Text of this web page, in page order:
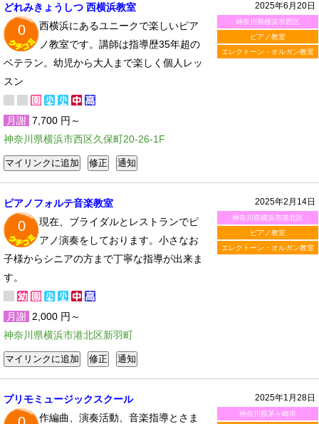
2025年6月20日
神奈川県横浜市西区
ピアノ教室
エレクトーン・オルガン教室
どれみきょうしつ 西横浜教室
0
西横浜にあるユニークで楽しいピア
ノ教室です。講師は指導歴35年超の
ベテラン。幼児から大人まで楽しく個人レッ
スン
月謝 7,700 円～
神奈川県横浜市西区久保町20-26-1F
2025年2月14日
神奈川県横浜市港北区
ピアノ教室
エレクトーン・オルガン教室
ピアノフォルテ音楽教室
0
現在、ブライダルとレストランでピ
アノ演奏をしております。小さなお
子様からシニアの方まで丁寧な指導が出来ま
す。
月謝 2,000 円～
神奈川県横浜市港北区新羽町
2025年1月28日
神奈川県茅ヶ崎市
プリモミュージックスクール
作編曲、演奏活動、音楽指導とさま